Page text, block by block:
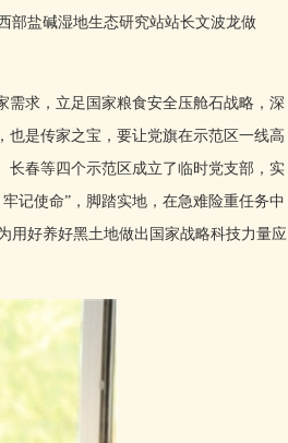
盐碱湿地生态研究站站长文波龙做
求，立足国家粮食安全压舱石战略，深
也是传家之宝，要让党旗在示范区一线高
长春等四个示范区成立了临时党支部，实
记使命”，脚踏实地，在急难险重任务中
用好养好黑土地做出国家战略科技力量应